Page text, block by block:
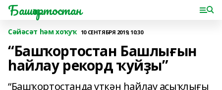
Башҡортостан
Сәйәсәт һәм хоҡуҡ 10 СЕНТЯБРЯ 2019, 10:30
“Башҡортостан Башлығын
һайлау рекорд ҡуйҙы”
“Башҡортостанда үткән һайлау асыҡлығы